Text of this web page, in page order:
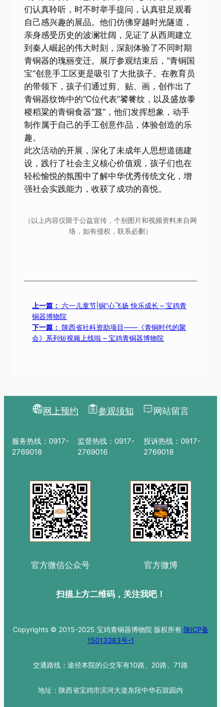
们认真聆听，时不时举手提问，认真驻足观看
自己感兴趣的展品。他们仿佛穿越时光隧道，
亲身感受历史的波澜壮阔，见证了从西周建立
到秦人崛起的伟大时刻，深刻体验了不同时期
青铜器的瑰丽变迁。展厅参观结束后，“青铜国
宝”创意手工区更是吸引了大批孩子。在教育员
的带领下，孩子们通过剪、贴、画，创作出了
青铜器纹饰中的“C位代表”饕餮纹，以及盛放黍
稷稻粱的青铜食器“簋”，他们发挥想象，动手
制作属于自己的手工创意作品，体验创造的乐
趣。
此次活动的开展，深化了未成年人思想道德建
设，践行了社会主义核心价值观，孩子们也在
轻松愉悦的氛围中了解中华优秀传统文化，增
强社会实践能力，收获了成功的喜悦。
（以上内容仅限于公益宣传，个别图片和视频资料来自网
络，如有侵权，联系必删）
上一篇： 六一儿童节|铜”心飞扬 快乐成长 – 宝鸡青
铜器博物院
下一篇： 陕西省社科资助项目——《青铜时代的聚
会》系列短视频上线啦 – 宝鸡青铜器博物院
网上预约 参观须知 网站留言
服务热线：0917-
2769018
监督热线：0917-
2769016
投诉热线：0917-
2769018
官方微信公众号 官方微博
扫描上方二维码，关注我吧！
Copyrights © 2015-2025 宝鸡青铜器博物院 版权所有 陕ICP备
15013383号-1
交通路线：途径本院的公交车有10路、20路、71路
地址：陕西省宝鸡市滨河大道东段中华石鼓园内